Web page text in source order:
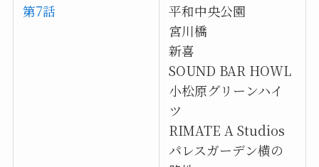
第7話
平和中央公園
宮川橋
新喜
SOUND BAR HOWL
小松原グリーンハイ
ツ
RIMATE A Studios
パレスガーデン横の